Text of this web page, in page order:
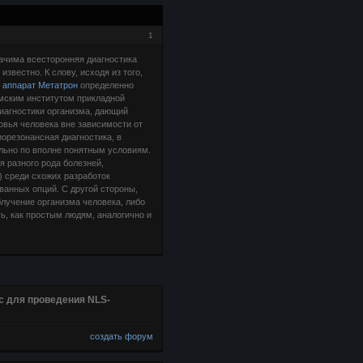
1
всесторонняя диагностика
К слову, исходя из того,
аппарат Метатронопределенно
институтом прикладной
организма, дающий
человека вне зависимости от
диагностика, в
по вполне понятным условиям.
рода болезней,
схожих разработок
опций. С другой стороны,
организма человека, либо
как простым людям, аналогично и
для проведения NLS-
создать форум